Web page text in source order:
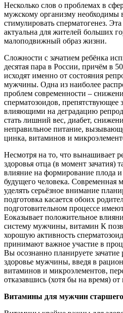
Несколько слов о проблемах в
мужскому организму необходимы
стимулировать сперматогенез.
актуальна для жителей больших
малоподвижный образ жизни.
Сложности с зачатием ребёнка
десятая пара в России, причём в
исходят именно от состояния
мужчины. Одна из наиболее
проблем современности –
сперматозоидов,
влияющими на деградацию
стать лишний вес, диабет,
неправильное питание,
цинка, витаминов и
Несмотря на то, что вынашивает
здоровья отца (в момент зачатия)
влияние на формирование плода и
будущего человека. Современная
уделять серьёзное внимание
подготовка касается обоих
подготовительном процессе
Eоказывает положительное
систему мужчины, витамин К
хорошую активность
принимают важное участие в
Вы осознанно планируете
здоровье мужчины, введя в
витаминов и микроэлементов,
отказавшись (хотя бы на время)
Витамины для мужчин старшего